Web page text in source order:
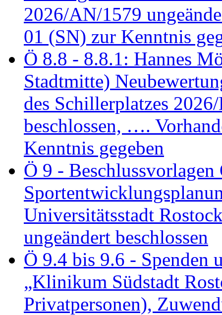
2026/AN/1579
01 (SN) zur Kenntnis
Ö 8.8 - 8.8.1: Hannes
Stadtmitte)
des Schillerplatzes
beschlossen, ….
Kenntnis gegeben
Ö 9 - Beschlussvorlagen
Universitätsstadt
ungeändert beschlossen
Ö 9.4 bis 9.6 -
„Klinikum Südstadt
Privatpersonen),